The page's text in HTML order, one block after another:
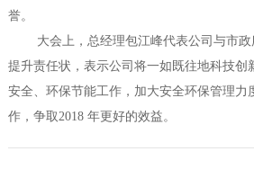
誉。
大会上，总经理包江峰代表公司与市政
提升责任状，表示公司将一如既往地科技创
安全、环保节能工作，加大安全环保管理力
作，争取2018 年更好的效益。